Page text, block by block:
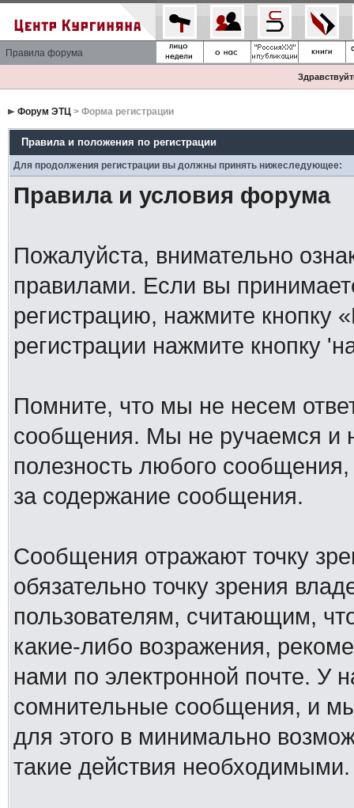
Правила форума
Форум ЭТЦ> Форма регистрации
Правила и положения по регистрации
Для продолжения регистрации вы должны принять нижеследующее:
Правила и условия форума
Пожалуйста, внимательно
правилами. Если вы
регистрацию, нажмите кнопку
регистрации нажмите кнопку
Помните, что мы не несем
сообщения. Мы не ручаемся и
полезность любого
за содержание сообщения.
Сообщения отражают точку
обязательно точку зрения
пользователям, считающим,
какие-либо возражения,
нами по электронной почте. У
сомнительные сообщения, и
для этого в минимально
такие действия необходимыми.